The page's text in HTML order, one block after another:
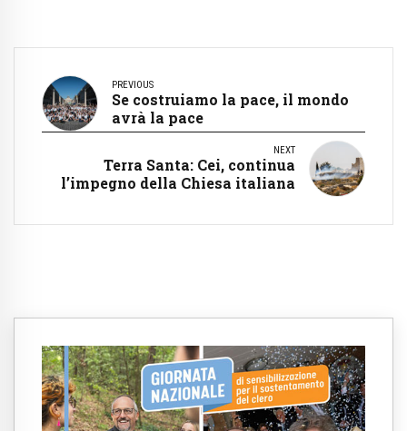
PREVIOUS
Se costruiamo la pace, il mondo
avrà la pace
NEXT
Terra Santa: Cei, continua
l’impegno della Chiesa italiana